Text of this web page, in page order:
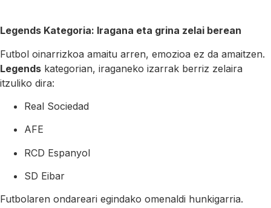
Legends Kategoria: Iragana eta grina zelai berean
Futbol oinarrizkoa amaitu arren, emozioa ez da amaitzen.
Legends kategorian, iraganeko izarrak berriz zelaira
itzuliko dira:
Real Sociedad
AFE
RCD Espanyol
SD Eibar
Futbolaren ondareari egindako omenaldi hunkigarria.